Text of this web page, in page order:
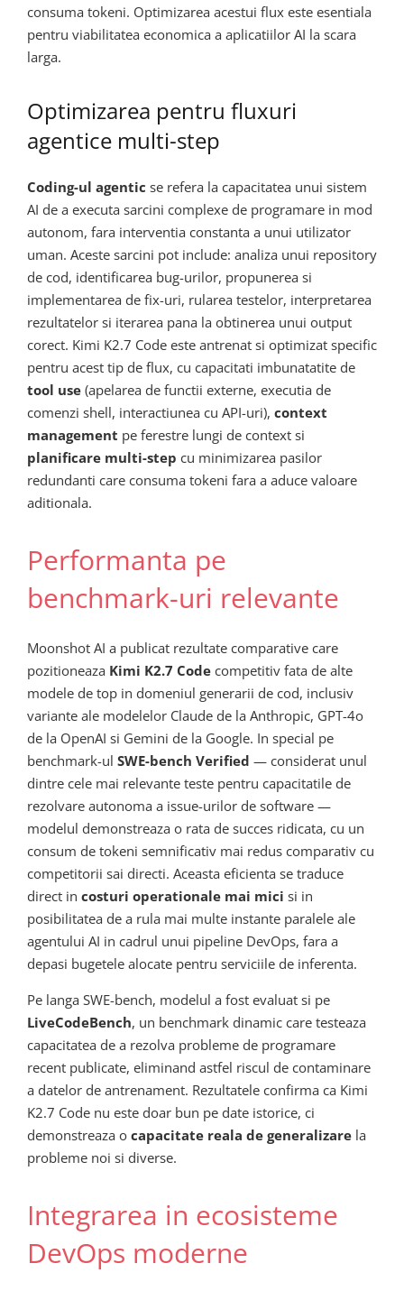
consuma tokeni. Optimizarea acestui flux este esentiala
pentru viabilitatea economica a aplicatiilor AI la scara
larga.
Optimizarea pentru fluxuri
agentice multi-step
Coding-ul agentic se refera la capacitatea unui sistem
AI de a executa sarcini complexe de programare in mod
autonom, fara interventia constanta a unui utilizator
uman. Aceste sarcini pot include: analiza unui repository
de cod, identificarea bug-urilor, propunerea si
implementarea de fix-uri, rularea testelor, interpretarea
rezultatelor si iterarea pana la obtinerea unui output
corect. Kimi K2.7 Code este antrenat si optimizat specific
pentru acest tip de flux, cu capacitati imbunatatite de
tool use (apelarea de functii externe, executia de
comenzi shell, interactiunea cu API-uri), context
management pe ferestre lungi de context si
planificare multi-step cu minimizarea pasilor
redundanti care consuma tokeni fara a aduce valoare
aditionala.
Performanta pe
benchmark-uri relevante
Moonshot AI a publicat rezultate comparative care
pozitioneaza Kimi K2.7 Code competitiv fata de alte
modele de top in domeniul generarii de cod, inclusiv
variante ale modelelor Claude de la Anthropic, GPT-4o
de la OpenAI si Gemini de la Google. In special pe
benchmark-ul SWE-bench Verified — considerat unul
dintre cele mai relevante teste pentru capacitatile de
rezolvare autonoma a issue-urilor de software —
modelul demonstreaza o rata de succes ridicata, cu un
consum de tokeni semnificativ mai redus comparativ cu
competitorii sai directi. Aceasta eficienta se traduce
direct in costuri operationale mai mici si in
posibilitatea de a rula mai multe instante paralele ale
agentului AI in cadrul unui pipeline DevOps, fara a
depasi bugetele alocate pentru serviciile de inferenta.
Pe langa SWE-bench, modelul a fost evaluat si pe
LiveCodeBench, un benchmark dinamic care testeaza
capacitatea de a rezolva probleme de programare
recent publicate, eliminand astfel riscul de contaminare
a datelor de antrenament. Rezultatele confirma ca Kimi
K2.7 Code nu este doar bun pe date istorice, ci
demonstreaza o capacitate reala de generalizare la
probleme noi si diverse.
Integrarea in ecosisteme
DevOps moderne